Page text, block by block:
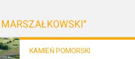
KAMIEŃ POMORSKI